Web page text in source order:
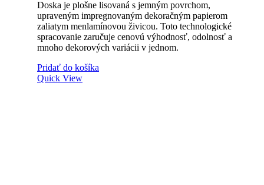
Doska je plošne lisovaná s jemným povrchom,
upraveným impregnovaným dekoračným papierom
zaliatym menlamínovou živicou. Toto technologické
spracovanie zaručuje cenovú výhodnosť, odolnosť a
mnoho dekorových variácii v jednom.
Pridať do košíka
Quick View